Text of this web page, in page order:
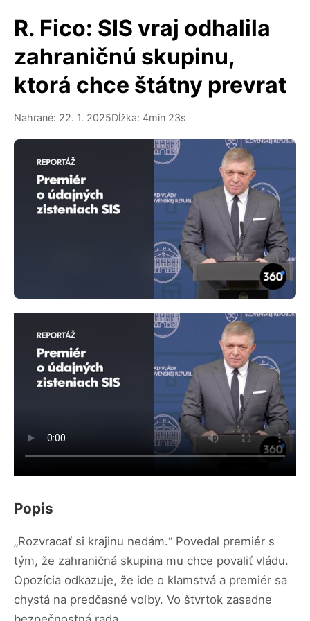
R. Fico: SIS vraj odhalila
zahraničnú skupinu,
ktorá chce štátny prevrat
Nahrané: 22. 1. 2025Dĺžka: 4min 23s
Popis
„Rozvracať si krajinu nedám.“ Povedal premiér s
tým, že zahraničná skupina mu chce povaliť vládu.
Opozícia odkazuje, že ide o klamstvá a premiér sa
chystá na predčasné voľby. Vo štvrtok zasadne